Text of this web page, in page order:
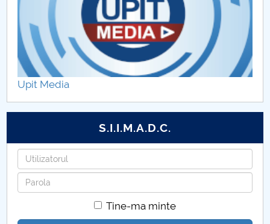
Upit Media
S.I.I.M.A.D.C.
Utilizatorul
Parola
Tine-ma minte